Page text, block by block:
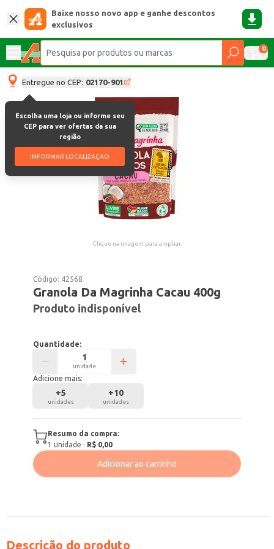
Baixe nosso novo app e ganhe descontos
exclusivos
0
Entregue no CEP: 02170-901
Escolha uma loja ou informe seu
CEP para ver ofertas da sua
região
INFORMAR LOCALIZAÇÃO
Clique na imagem para ampliar.
Código: 42568
Granola Da Magrinha Cacau 400g
Produto indisponível
Quantidade:
unidade
Adicione mais:
+5
unidades
+10
unidades
Resumo da compra:
1 unidade · R$ 0,00
Adicionar ao carrinho
Descrição do produto